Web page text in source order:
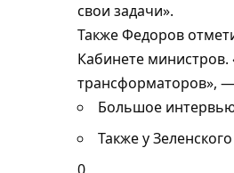
свои задачи».
Также Федоров
Кабинете
трансформаторов»,
Большое
Также у